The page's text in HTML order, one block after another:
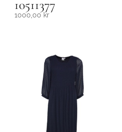
10511377
1000,00 kr